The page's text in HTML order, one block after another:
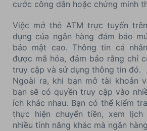
cước công dân hoặc chứng minh
Việc mở thẻ ATM trực tuyến
dụng của ngân hàng đảm bảo
bảo mật cao. Thông tin cá
được mã hóa, đảm bảo rằng chỉ
truy cập và sử dụng thông tin đó.
Ngoài ra, khi bạn mở tài khoản
bạn sẽ có quyền truy cập vào
ích khác nhau. Bạn có thể kiểm
thực hiện chuyển tiền, xem
nhiều tính năng khác mà ngân